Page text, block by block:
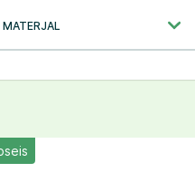
MATERJAL